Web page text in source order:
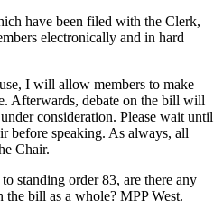
have been filed with the Clerk,
electronically and in hard
I will allow members to make
Afterwards, debate on the bill will
consideration. Please wait until
before speaking. As always, all
Chair.
standing order 83, are there any
the bill as a whole? MPP West.